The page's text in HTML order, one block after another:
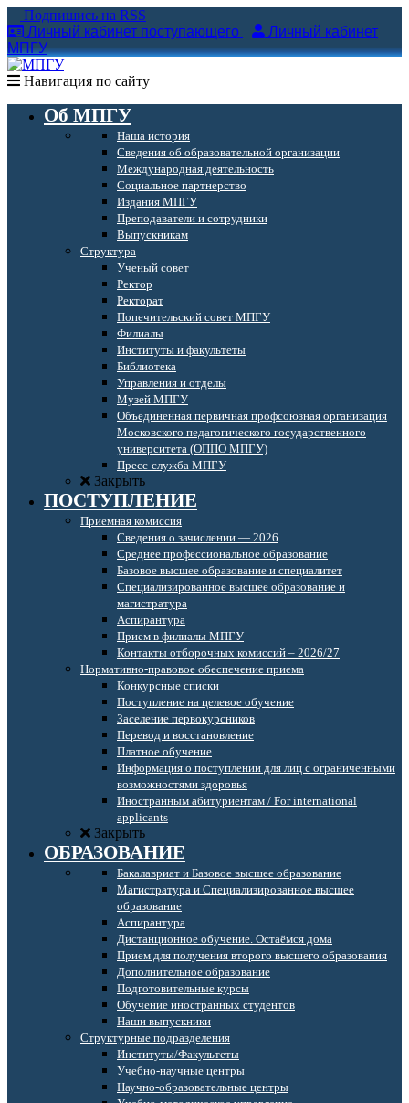
Подпишись на RSS
Личный кабинет поступающего
Личный кабинет
МПГУ
Навигация по сайту
Об МПГУ
Наша история
Сведения об образовательной организации
Международная деятельность
Социальное партнерство
Издания МПГУ
Преподаватели и сотрудники
Выпускникам
Структура
Ученый совет
Ректор
Ректорат
Попечительский совет МПГУ
Филиалы
Институты и факультеты
Библиотека
Управления и отделы
Музей МПГУ
Объединенная первичная профсоюзная организация
Московского педагогического государственного
университета (ОППО МПГУ)
Пресс-служба МПГУ
Закрыть
ПОСТУПЛЕНИЕ
Приемная комиссия
Сведения о зачислении — 2026
Среднее профессиональное образование
Базовое высшее образование и специалитет
Специализированное высшее образование и
магистратура
Аспирантура
Прием в филиалы МПГУ
Контакты отборочных комиссий – 2026/27
Нормативно-правовое обеспечение приема
Конкурсные списки
Поступление на целевое обучение
Заселение первокурсников
Перевод и восстановление
Платное обучение
Информация о поступлении для лиц с ограниченными
возможностями здоровья
Иностранным абитуриентам / For international
applicants
Закрыть
ОБРАЗОВАНИЕ
Бакалавриат и Базовое высшее образование
Магистратура и Специализированное высшее
образование
Аспирантура
Дистанционное обучение. Остаёмся дома
Прием для получения второго высшего образования
Дополнительное образование
Подготовительные курсы
Обучение иностранных студентов
Наши выпускники
Структурные подразделения
Институты/Факультеты
Учебно-научные центры
Научно-образовательные центры